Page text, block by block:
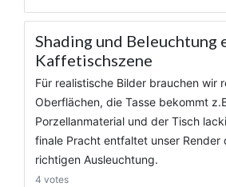
Shading und Beleuchtung
Kaffetischszene
Für realistische Bilder brauchen wir
Oberflächen, die Tasse bekommt
Porzellanmaterial und der Tisch
finale Pracht entfaltet unser Render
richtigen Ausleuchtung.
4 votes